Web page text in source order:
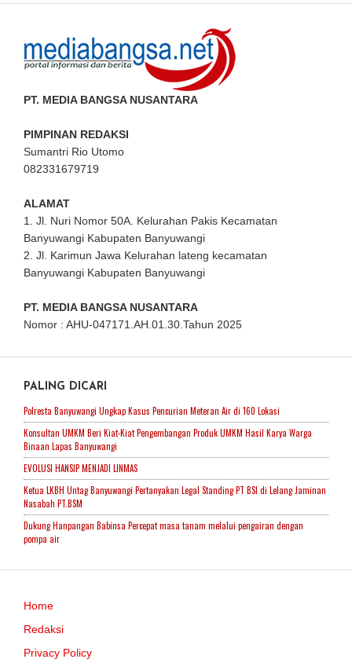
PT. MEDIA BANGSA NUSANTARA
PIMPINAN REDAKSI
Sumantri Rio Utomo
082331679719
ALAMAT
1. Jl. Nuri Nomor 50A. Kelurahan Pakis Kecamatan
Banyuwangi Kabupaten Banyuwangi
2. Jl. Karimun Jawa Kelurahan lateng kecamatan
Banyuwangi Kabupaten Banyuwangi
PT. MEDIA BANGSA NUSANTARA
Nomor : AHU-047171.AH.01.30.Tahun 2025
PALING DICARI
Polresta Banyuwangi Ungkap Kasus Pencurian Meteran Air di 160 Lokasi
Konsultan UMKM Beri Kiat-Kiat Pengembangan Produk UMKM Hasil Karya Warga
Binaan Lapas Banyuwangi
EVOLUSI HANSIP MENJADI LINMAS
Ketua LKBH Untag Banyuwangi Pertanyakan Legal Standing PT BSI di Lelang Jaminan
Nasabah PT.BSM
Dukung Hanpangan Babinsa Percepat masa tanam melalui pengairan dengan
pompa air
Home
Redaksi
Privacy Policy